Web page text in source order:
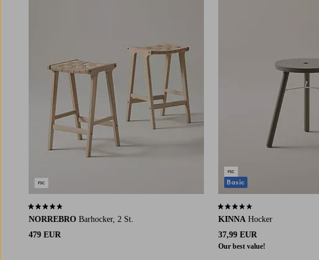
NORREBRO Barhocker, 2 St.
479 EUR
4,6 basierend auf 16 Bewertungen
KINNA Hocker
37,99 EUR
Our best value!
3,6 basierend auf 45
Basic